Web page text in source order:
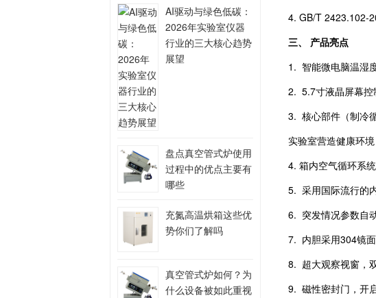
4. GB/T 2423.102-
三、 产品亮点
1. 智能微电脑温湿
2. 5.7寸液晶屏幕控
3. 核心部件（制冷
实验室营造健康环境
4. 箱内空气循环系
5. 采用国际流行的
6. 突发情况参数自
7. 内胆采用304镜
8. 超大观察视窗，
9. 磁性密封门，开
AI驱动与绿色低碳：
2026年实验室仪器
行业的三大核心趋势
展望
盘点真空管式炉使用
过程中的优点主要有
哪些
充氮高温烘箱这些优
势你们了解吗
真空管式炉如何？为
什么设备被如此重视